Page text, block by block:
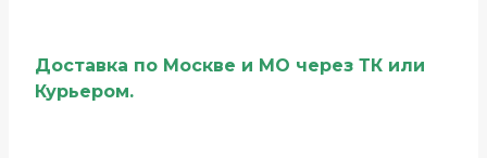
Доставка по Москве и МО через ТК или
Курьером.